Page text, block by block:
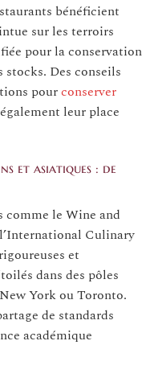
bénéficient
sur les terroirs
pour la conservation
Des conseils
pourconserver
leur place
et asiatiques : de
comme le Wine and
Culinary
et
dans des pôles
York ou Toronto.
de standards
académique